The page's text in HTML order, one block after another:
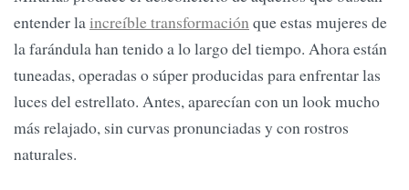
entender laincreíble transformación que estas mujeres de
la farándula han tenido a lo largo del tiempo. Ahora están
tuneadas, operadas o súper producidas para enfrentar las
luces del estrellato. Antes, aparecían con un look mucho
más relajado, sin curvas pronunciadas y con rostros
naturales.